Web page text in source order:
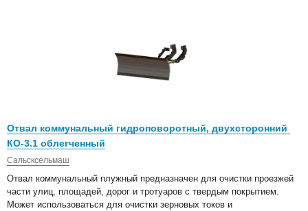
Отвал коммунальный гидроповоротный, двухсторонний
КО-3.1 облегченный
Сальсксельмаш
Отвал коммунальный плужный предназначен для очистки проезжей
части улиц, площадей, дорог и тротуаров с твердым покрытием.
Может использоваться для очистки зерновых токов и